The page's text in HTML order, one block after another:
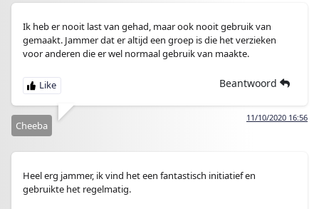
Ik heb er nooit last van gehad, maar ook nooit gebruik van
gemaakt. Jammer dat er altijd een groep is die het verzieken
voor anderen die er wel normaal gebruik van maakte.
Beantwoord
11/10/2020 16:56
Cheeba
Heel erg jammer, ik vind het een fantastisch initiatief en
gebruikte het regelmatig.